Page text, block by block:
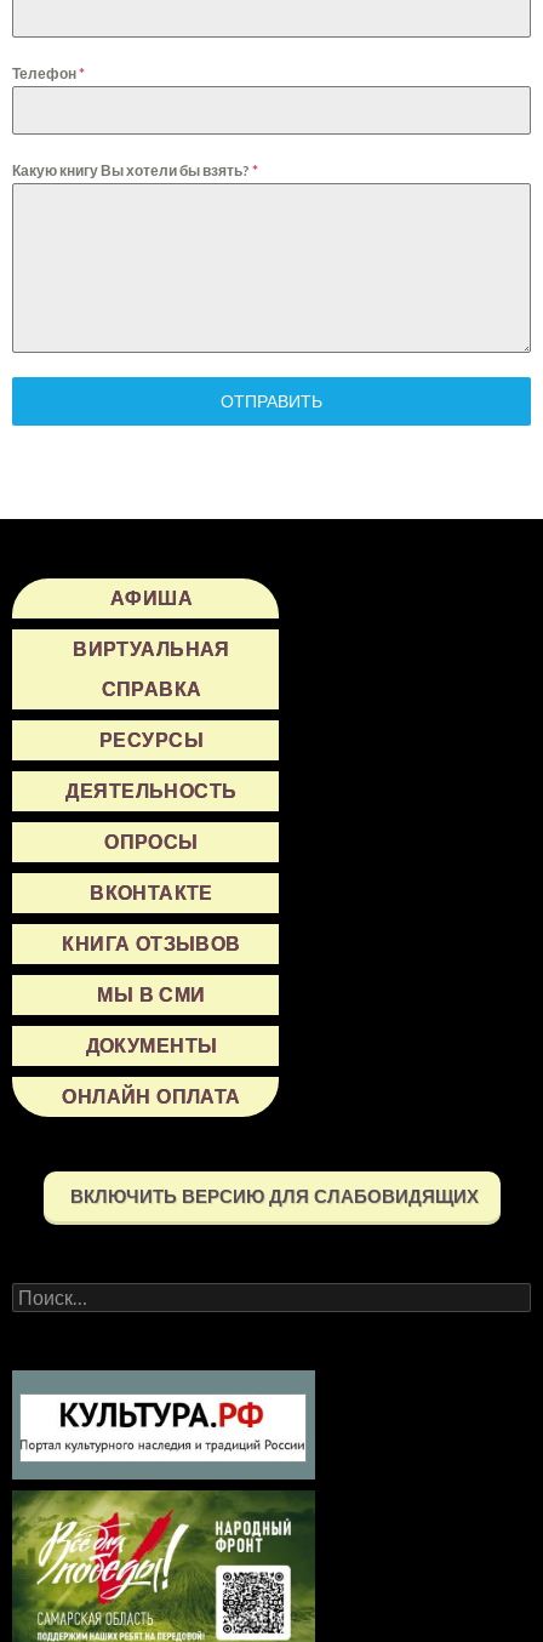
Телефон*
Какую книгу Вы хотели бы взять? *
ОТПРАВИТЬ
АФИША
ВИРТУАЛЬНАЯ
СПРАВКА
РЕСУРСЫ
ДЕЯТЕЛЬНОСТЬ
ОПРОСЫ
ВКОНТАКТЕ
КНИГА ОТЗЫВОВ
МЫ В СМИ
ДОКУМЕНТЫ
ОНЛАЙН ОПЛАТА
ВКЛЮЧИТЬ ВЕРСИЮ ДЛЯ СЛАБОВИДЯЩИХ
Найти: